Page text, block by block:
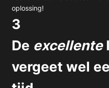
oplossing!
3
De excellente
vergeet wel